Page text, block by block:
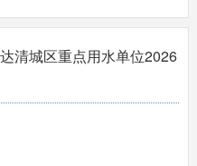
清城区重点用水单位2026